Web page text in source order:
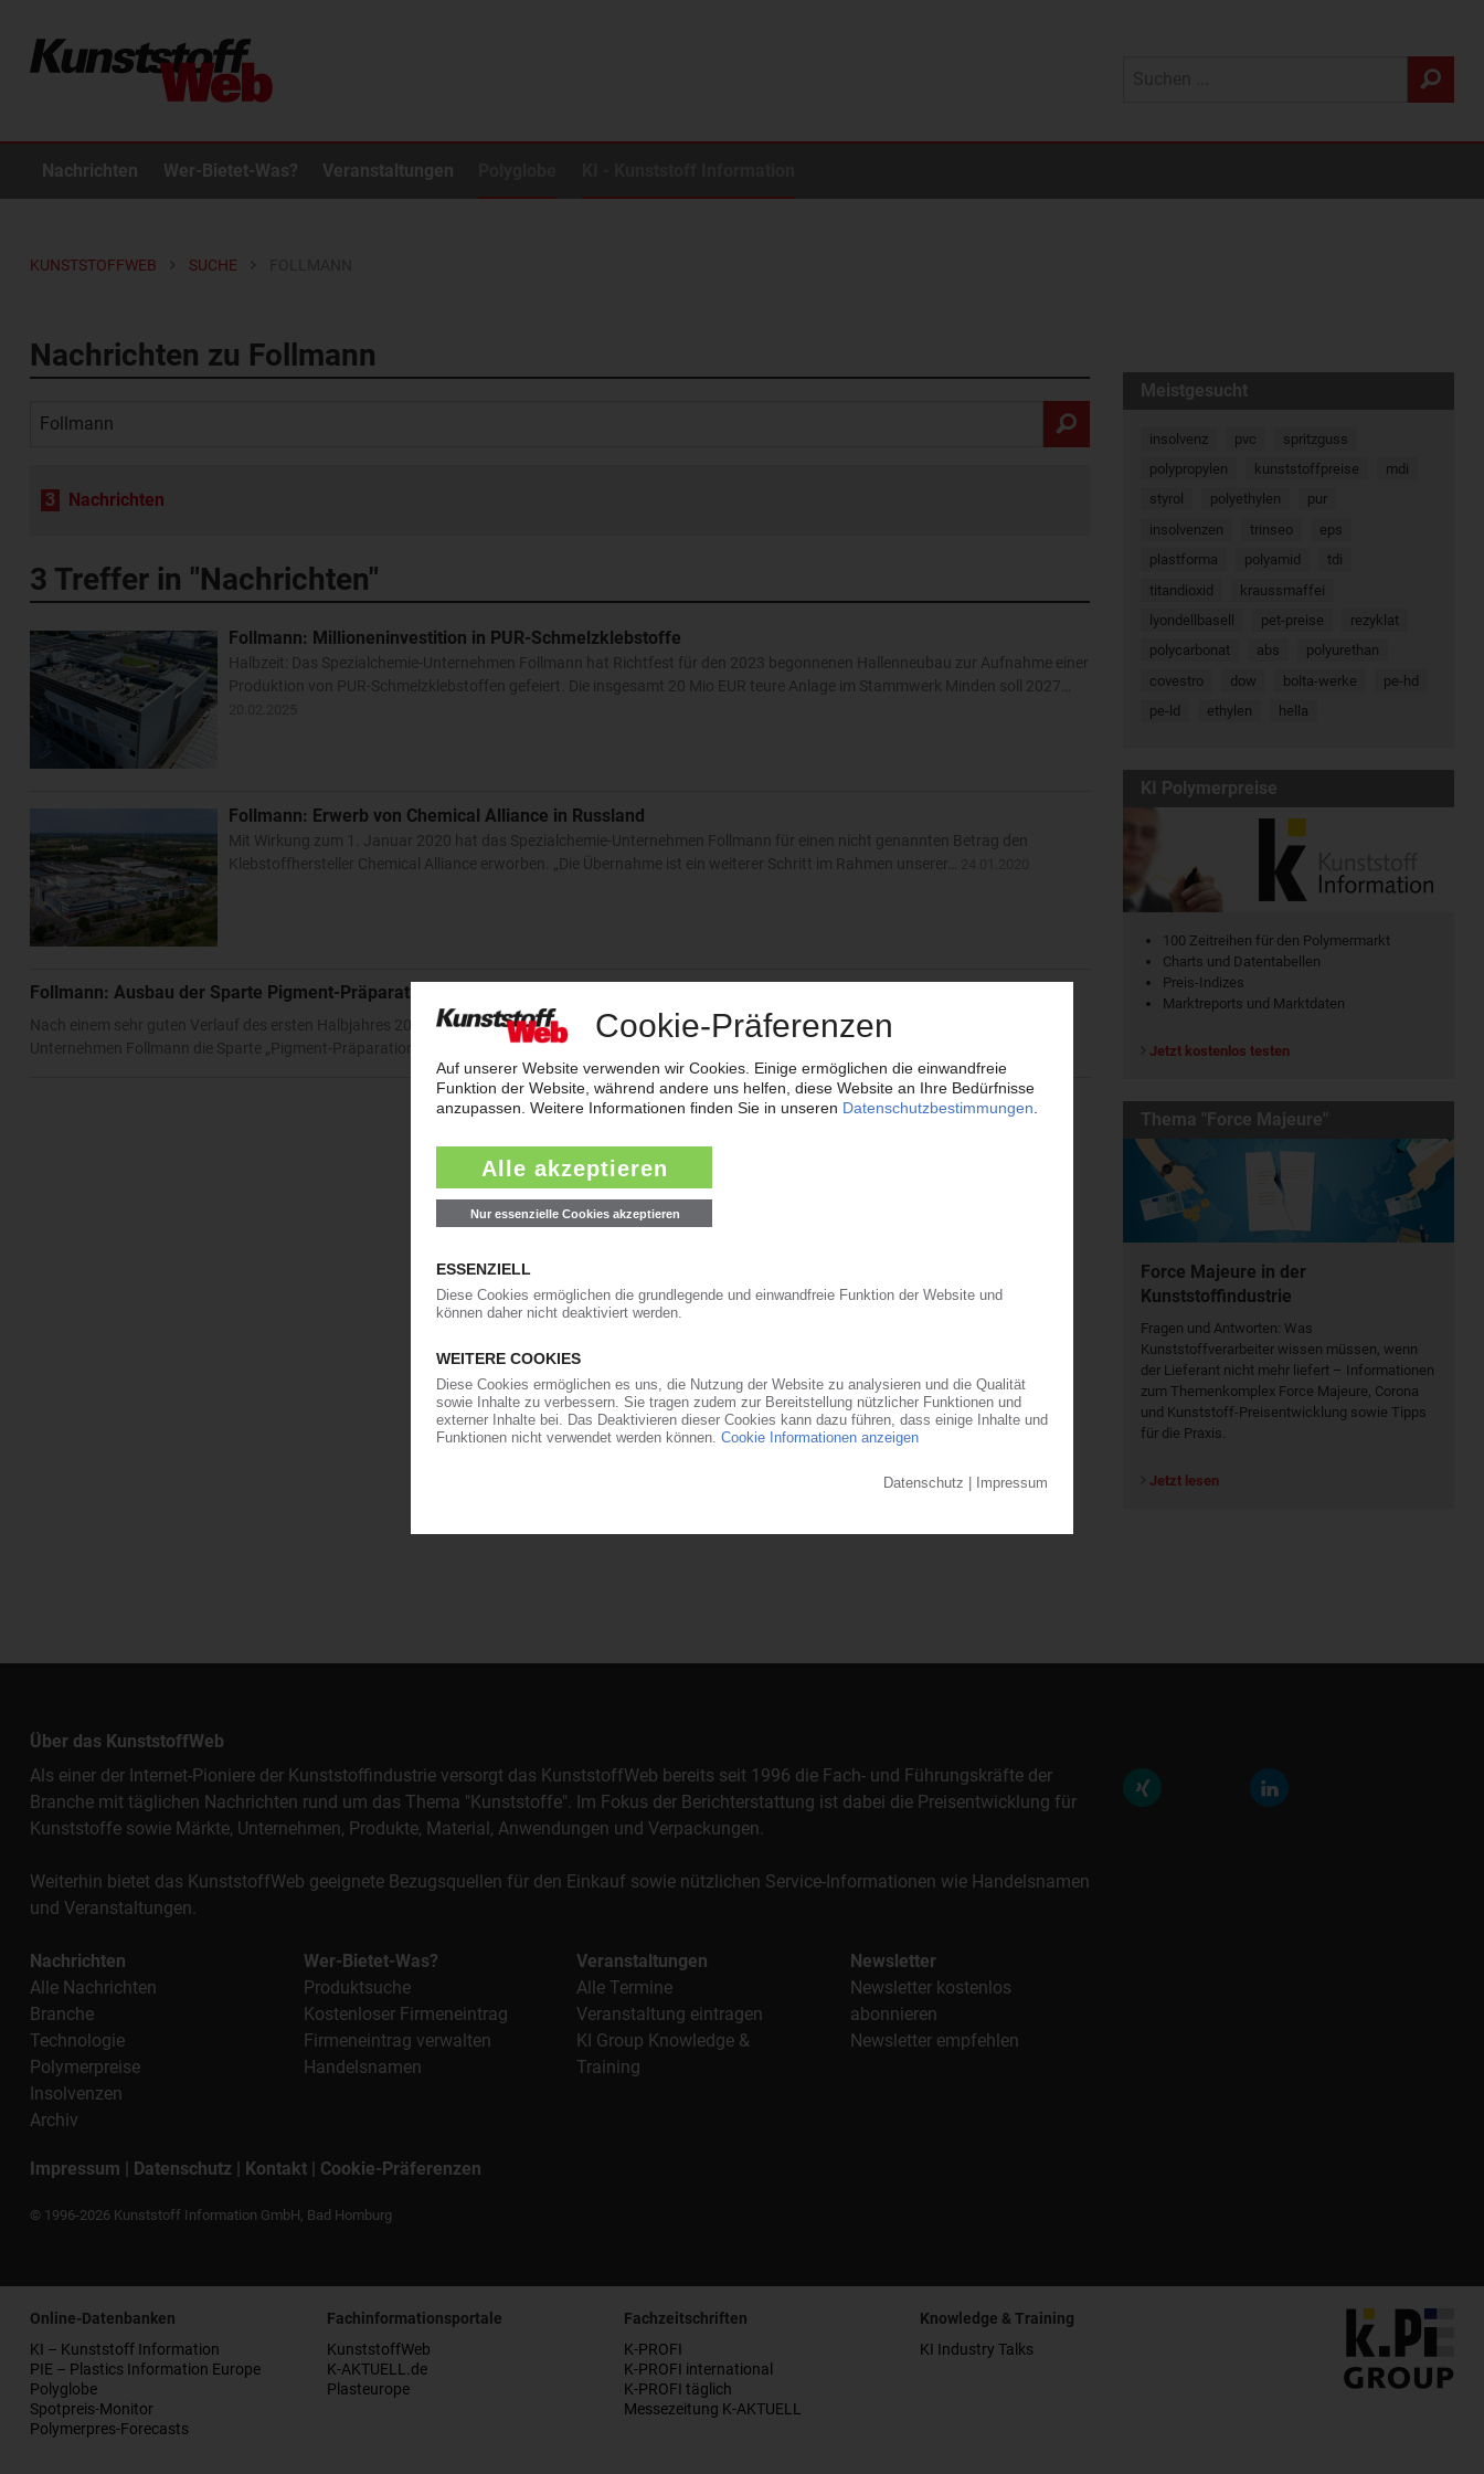
Nachrichten Wer-Bietet-Was? Veranstaltungen
KUNSTSTOFFWEB SUCHE
Nachrichten zu Follmann
3 Nachrichten
3 Treffer in "Nachrichten"
Follmann: Millioneninvestition in PUR-Schmelzklebstoffe
Halbzeit: Das Spezialchemie-Unternehmen Follmann hat Richtfest für den 2023 begonnenen Hallenneubau zur Aufnahme einer
Produktion von PUR-Schmelzklebstoffen gefeiert. Die insgesamt 20 Mio EUR teure Anlage im Stammwerk Minden soll 2027…
Follmann: Erwerb von Chemical Alliance in Russland
Mit Wirkung zum 1. Januar 2020 hat das Spezialchemie-Unternehmen Follmann für einen nicht genannten Betrag den
Klebstoffhersteller Chemical Alliance erworben. „Die Übernahme ist ein weiterer Schritt im Rahmen unserer…
Follmann: Ausbau der Sparte Pigment-Präparationen
Nach einem sehr guten Verlauf des ersten Halbjahres 2014 mit einem Umsatzplus von 20 Prozent auf rund 100 Mio EUR will das Spezialchemie-
Unternehmen Follmann die Sparte „Pigment-Präparationen" weiter ausbauen. Unter anderem soll Axel Rück die…
Meistgesucht
insolvenz pvc
spritzguss
polypropylen
kunststoffpreise
mdi
styrol
polyethylen
pur
insolvenzen
trinseo
eps
plastforma
polyamid
tdi
titandioxid
kraussmaffei
lyondellbasell
pet-preise
rezyklat
polycarbonat
abs
polyurethan
covestro
dow bolta-werke
pe-hd
pe-ld
ethylen hella
KI Polymerpreise
100 Zeitreihen für den Polymermarkt
Charts und Datentabellen
Preis-Indizes
Marktreports und Marktdaten
Jetzt kostenlos testen
Thema "Force Majeure"
Force Majeure in der
Kunststoffindustrie
Fragen und Antworten: Was
Kunst­stoff­verarbeiter wissen müssen, wenn
der Lieferant nicht mehr liefert – Informationen
zum Themenkomplex Force Majeure, Corona
und Kunststoff-Preisentwicklung sowie Tipps
für die Praxis.
Jetzt lesen
Über das KunststoffWeb
Als einer der Internet-Pioniere der Kunststoffindustrie versorgt das KunststoffWeb bereits seit 1996 die Fach- und Führungskräfte der
Branche mit täglichen Nachrichten rund um das Thema "Kunststoffe". Im Fokus der Berichterstattung ist dabei die Preisentwicklung für
Kunststoffe sowie Märkte, Unternehmen, Produkte, Material, Anwendungen und Verpackungen.
Weiterhin bietet das KunststoffWeb geeignete Bezugsquellen für den Einkauf sowie nützlichen Service-Informationen wie Handelsnamen
und Veranstaltungen.
Nachrichten
Alle Nachrichten
Branche
Technologie
Polymerpreise
Insolvenzen
Archiv
Wer-Bietet-Was?
Produktsuche
Kostenloser Firmeneintrag
Firmeneintrag verwalten
Handelsnamen
Veranstaltungen
Alle Termine
Veranstaltung eintragen
KI Group Knowledge &
Training
Newsletter
Newsletter kostenlos
abonnieren
Newsletter empfehlen
Impressum | Datenschutz | Kontakt | Cookie-Präferenzen
© 1996-2026 Kunststoff Information GmbH, Bad Homburg
Online-Datenbanken
KI – Kunststoff Information
PIE – Plastics Information Europe
Polyglobe
Spotpreis-Monitor
Polymerpres-Forecasts
Fachinformationsportale
KunststoffWeb
K-AKTUELL.de
Plasteurope
Fachzeitschriften
K-PROFI
K-PROFI international
K-PROFI täglich
Messezeitung K-AKTUELL
Knowledge & Training
KI Industry Talks